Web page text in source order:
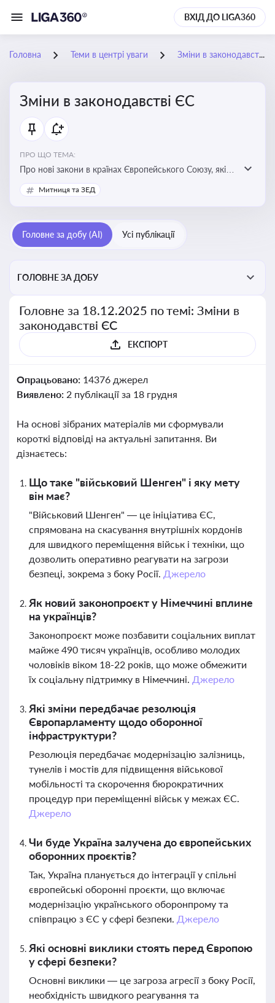
ВХІД ДО LIGA360
Головна Теми в центрі уваги Зміни в законодавстві ЄС
Зміни в законодавстві ЄС
ПРО ЩО ТЕМА:
Про нові закони в країнах Європейського Союзу, які
впливають на умови торгівлі, трудової міграції,
інтеграції та перспективу членства України в
Митниця та ЗЕД
Головне за добу (AI) Усі публікації
ГОЛОВНЕ ЗА ДОБУ
Головне за 18.12.2025 по темі: Зміни в
законодавстві ЄС
ЕКСПОРТ
Опрацьовано: 14376 джерел
Виявлено: 2 публікації за 18 грудня
На основі зібраних матеріалів ми сформували
короткі відповіді на актуальні запитання. Ви
дізнаєтесь:
Що таке "військовий Шенген" і яку мету
він має?
"Військовий Шенген" — це ініціатива ЄС,
спрямована на скасування внутрішніх кордонів
для швидкого переміщення військ і техніки, що
дозволить оперативно реагувати на загрози
безпеці, зокрема з боку Росії. Джерело
Як новий законопроєкт у Німеччині вплине
на українців?
Законопроєкт може позбавити соціальних виплат
майже 490 тисяч українців, особливо молодих
чоловіків віком 18-22 років, що може обмежити
їх соціальну підтримку в Німеччині. Джерело
Які зміни передбачає резолюція
Європарламенту щодо оборонної
інфраструктури?
Резолюція передбачає модернізацію залізниць,
тунелів і мостів для підвищення військової
мобільності та скорочення бюрократичних
процедур при переміщенні військ у межах ЄС.
Джерело
Чи буде Україна залучена до європейських
оборонних проєктів?
Так, Україна планується до інтеграції у спільні
європейські оборонні проєкти, що включає
модернізацію українського оборонпрому та
співпрацю з ЄС у сфері безпеки. Джерело
Які основні виклики стоять перед Європою
у сфері безпеки?
Основні виклики — це загроза агресії з боку Росії,
необхідність швидкого реагування та